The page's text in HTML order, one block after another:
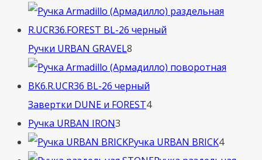
товара
Ручки URBAN GRAVEL8
товаров
Завертки DUNE и FOREST44
Ручка URBAN IRON3
товара
Ручка URBAN BRICK44